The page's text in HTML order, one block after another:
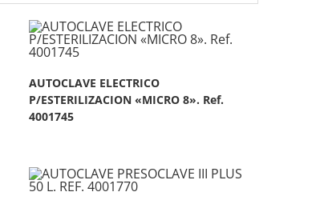
AUTOCLAVE ELECTRICO
P/ESTERILIZACION «MICRO 8». Ref.
4001745